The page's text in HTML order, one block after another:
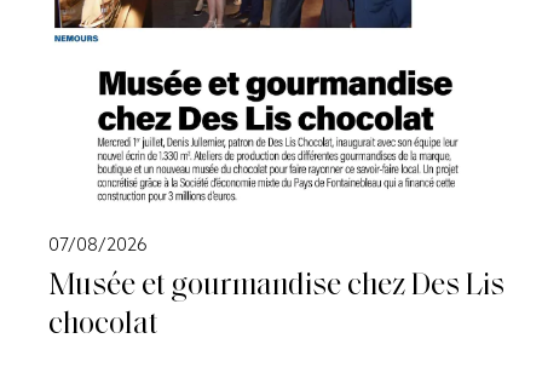
07/08/2026
Musée et gourmandise chez Des Lis
chocolat